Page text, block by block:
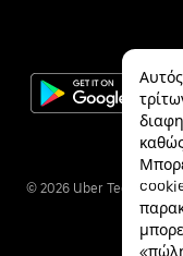
© 2026 Uber